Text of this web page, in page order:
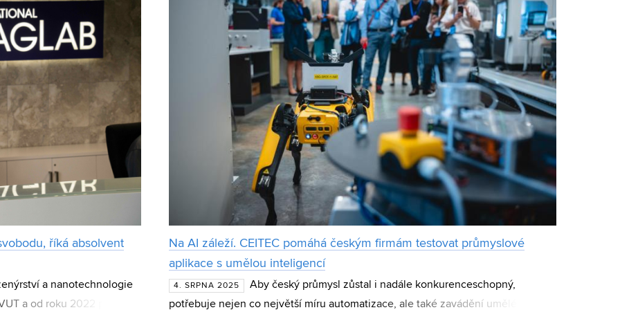
říká absolvent
a nanotechnologie
a od roku 2022 působí
Na AI záleží. CEITEC pomáhá českým firmám testovat průmyslové
aplikace s umělou inteligencí
4. SRPNA 2025
Aby český průmysl zůstal i nadále konkurenceschopný,
potřebuje nejen co největší míru automatizace, ale také zavádění umělé